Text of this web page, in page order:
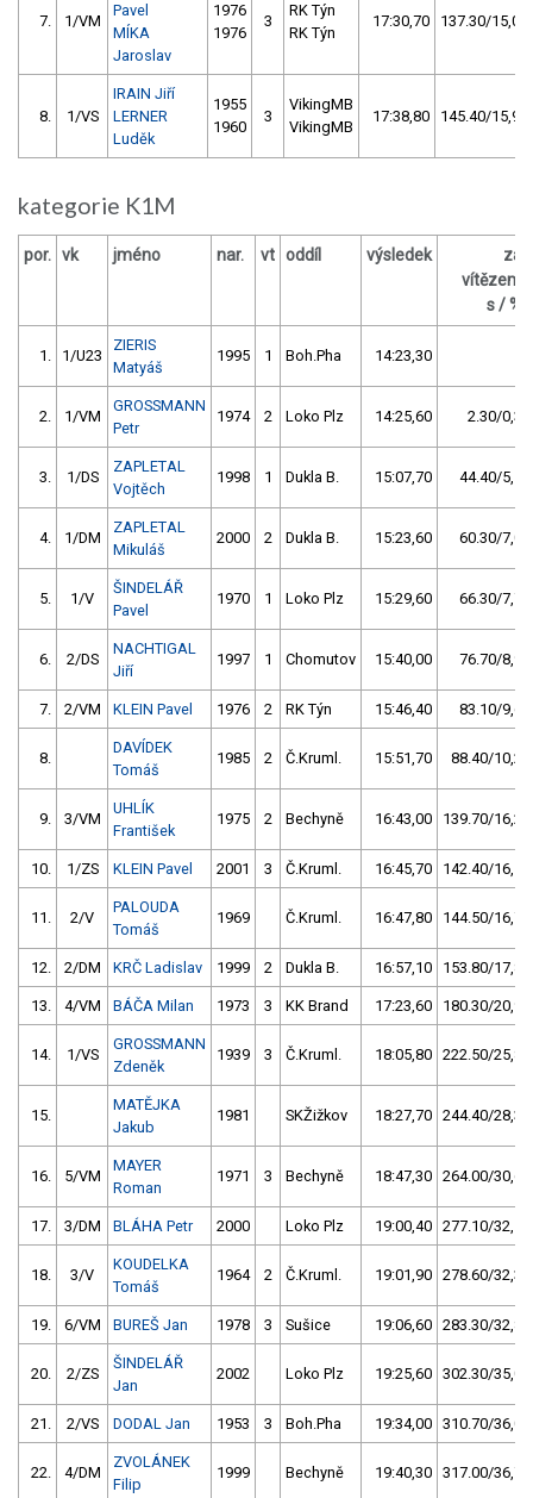
7. 1/VM
Pavel
MÍKA
Jaroslav
1976
1976
3
RK Týn
RK Týn
17:30,70 137.30/15,0
8. 1/VS
IRAIN Jiří
LERNER
Luděk
1955
1960
3
VikingMB
VikingMB
17:38,80 145.40/15,9
kategorie K1M
por. vk jméno nar. vt oddíl výsledek
za
vítězem
s / %
1. 1/U23
ZIERIS
Matyáš
1995 1 Boh.Pha 14:23,30
2. 1/VM
GROSSMANN
Petr
1974 2 Loko Plz 14:25,60 2.30/0,3
3. 1/DS
ZAPLETAL
Vojtěch
1998 1 Dukla B. 15:07,70 44.40/5,1
4. 1/DM
ZAPLETAL
Mikuláš
2000 2 Dukla B. 15:23,60 60.30/7,0
5. 1/V
ŠINDELÁŘ
Pavel
1970 1 Loko Plz 15:29,60 66.30/7,7
6. 2/DS
NACHTIGAL
Jiří
1997 1 Chomutov 15:40,00 76.70/8,9
7. 2/VM KLEIN Pavel 1976 2 RK Týn 15:46,40 83.10/9,6
8.
DAVÍDEK
Tomáš
1985 2 Č.Kruml. 15:51,70 88.40/10,2
9. 3/VM
UHLÍK
František
1975 2 Bechyně 16:43,00 139.70/16,2
10. 1/ZS KLEIN Pavel 2001 3 Č.Kruml. 16:45,70 142.40/16,5
11. 2/V
PALOUDA
Tomáš
1969 Č.Kruml. 16:47,80 144.50/16,7
12. 2/DM KRČ Ladislav 1999 2 Dukla B. 16:57,10 153.80/17,8
13. 4/VM BÁČA Milan 1973 3 KK Brand 17:23,60 180.30/20,9
14. 1/VS
GROSSMANN
Zdeněk
1939 3 Č.Kruml. 18:05,80 222.50/25,8
15.
MATĚJKA
Jakub
1981 SKŽižkov 18:27,70 244.40/28,3
16. 5/VM
MAYER
Roman
1971 3 Bechyně 18:47,30 264.00/30,6
17. 3/DM BLÁHA Petr 2000 Loko Plz 19:00,40 277.10/32,1
18. 3/V
KOUDELKA
Tomáš
1964 2 Č.Kruml. 19:01,90 278.60/32,3
19. 6/VM BUREŠ Jan 1978 3 Sušice 19:06,60 283.30/32,8
20. 2/ZS
ŠINDELÁŘ
Jan
2002 Loko Plz 19:25,60 302.30/35,0
21. 2/VS DODAL Jan 1953 3 Boh.Pha 19:34,00 310.70/36,0
22. 4/DM
ZVOLÁNEK
Filip
1999 Bechyně 19:40,30 317.00/36,7